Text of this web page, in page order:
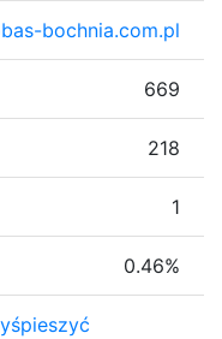
bochnia.com.pl
669
218
1
0.46%